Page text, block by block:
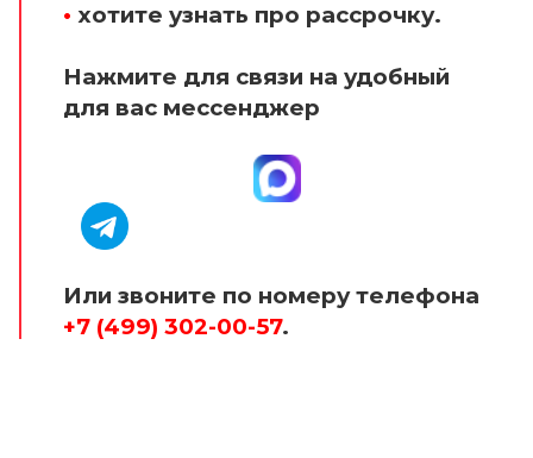
• хотите узнать про рассрочку.
Нажмите для связи на удобный
для вас мессенджер
Или звоните по номеру телефона
+7 (499) 302-00-57.